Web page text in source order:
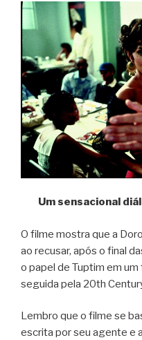
Um sensacional
O filme mostra que a
ao recusar, após o final
o papel de Tuptim em
seguida pela 20th
Lembro que o filme se
escrita por seu agente e